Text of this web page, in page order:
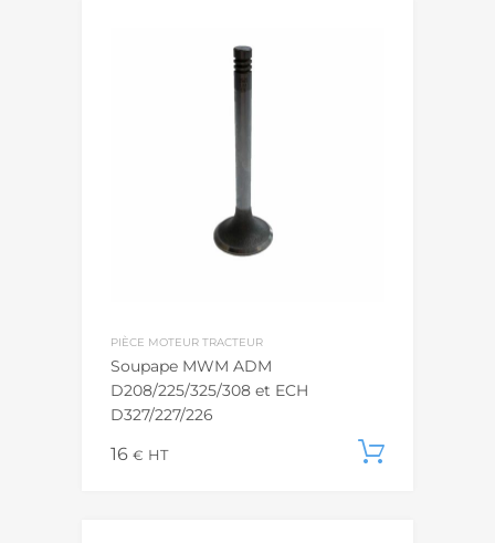
PIÈCE MOTEUR TRACTEUR
Soupape MWM ADM
D208/225/325/308 et ECH
D327/227/226
16 € HT